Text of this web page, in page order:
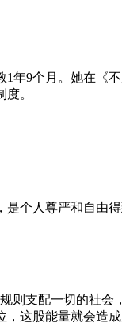
1年9个月。她在
。
个人尊严和自由
则支配一切的社
这股能量就会造成